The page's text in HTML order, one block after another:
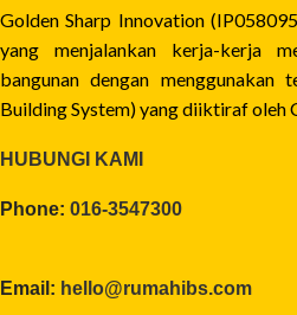
Golden Sharp Innovation
yang menjalankan kerja-kerja
bangunan dengan menggunakan
Building System) yang diiktiraf oleh
HUBUNGI KAMI
Phone: 016-3547300
Email: hello@rumahibs.com